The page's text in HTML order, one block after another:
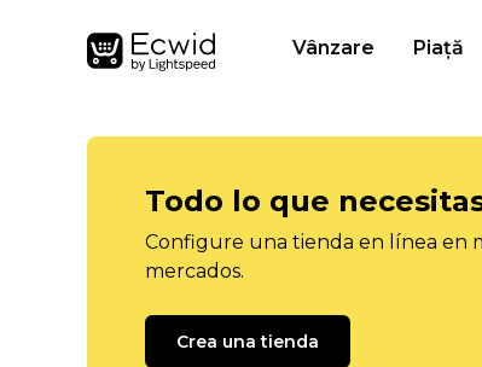
Vânzare Piață
Todo lo que
Configure una tienda en línea en
mercados.
Crea una tienda